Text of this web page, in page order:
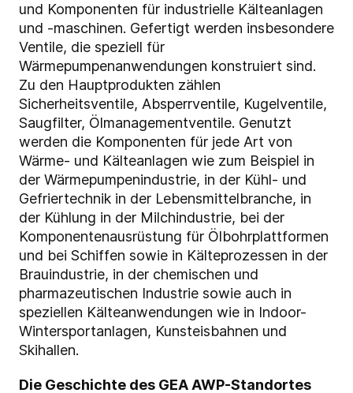
und Komponenten für industrielle Kälteanlagen
und -maschinen. Gefertigt werden insbesondere
Ventile, die speziell für
Wärmepumpenanwendungen konstruiert sind.
Zu den Hauptprodukten zählen
Sicherheitsventile, Absperrventile, Kugelventile,
Saugfilter, Ölmanagementventile. Genutzt
werden die Komponenten für jede Art von
Wärme- und Kälteanlagen wie zum Beispiel in
der Wärmepumpenindustrie, in der Kühl- und
Gefriertechnik in der Lebensmittelbranche, in
der Kühlung in der Milchindustrie, bei der
Komponentenausrüstung für Ölbohrplattformen
und bei Schiffen sowie in Kälteprozessen in der
Brauindustrie, in der chemischen und
pharmazeutischen Industrie sowie auch in
speziellen Kälteanwendungen wie in Indoor-
Wintersportanlagen, Kunsteisbahnen und
Skihallen.
Die Geschichte des GEA AWP-Standortes